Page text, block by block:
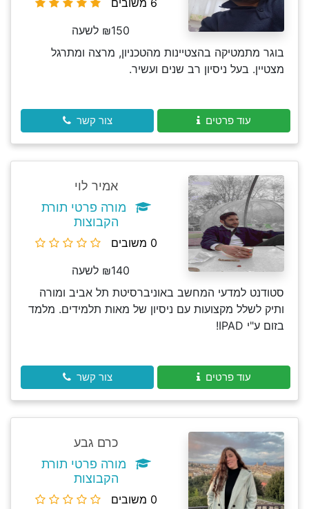
6 משובים
₪150 לשעה
בוגר מתמטיקה בהצטיינות מהטכניון, מרצה ומתרגל
מצטיין. בעל ניסיון רב שנים ועשיר.
עוד פרטים צור קשר
אמיר לוי
מורה פרטי תורת
הקבוצות
0 משובים
₪140 לשעה
סטודנט למדעי המחשב באוניברסיטת תל אביב ומורה
ותיק לשלל מקצועות עם ניסיון של מאות תלמידים. מלמד
בזום ע"י IPAD!
עוד פרטים צור קשר
כרם גבע
מורה פרטי תורת
הקבוצות
0 משובים